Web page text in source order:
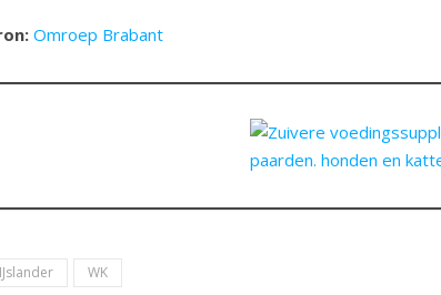
Omroep Brabant
IJslander WK